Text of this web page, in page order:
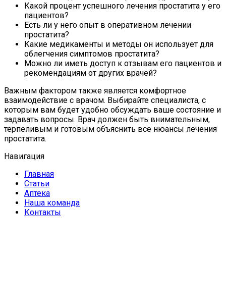
Какой процент успешного лечения простатита у его
пациентов?
Есть ли у него опыт в оперативном лечении
простатита?
Какие медикаменты и методы он использует для
облегчения симптомов простатита?
Можно ли иметь доступ к отзывам его пациентов и
рекомендациям от других врачей?
Важным фактором также является комфортное
взаимодействие с врачом. Выбирайте специалиста, с
которым вам будет удобно обсуждать ваше состояние и
задавать вопросы. Врач должен быть внимательным,
терпеливым и готовым объяснить все нюансы лечения
простатита.
Навигация
Главная
Статьи
Аптека
Наша команда
Контакты